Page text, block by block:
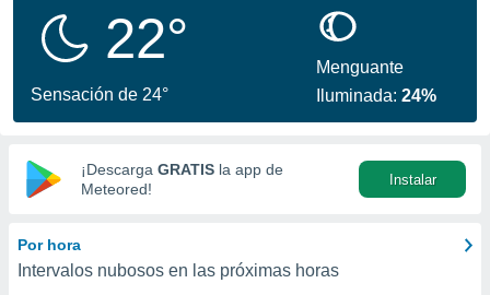
calidad.
a este
las
y
digital
basada
22°
Sensación de 24°
Menguante
Iluminada:24%
¡Descarga GRATIS la app de
Meteored!
Instalar
Por hora
Intervalos nubosos en las próximas horas